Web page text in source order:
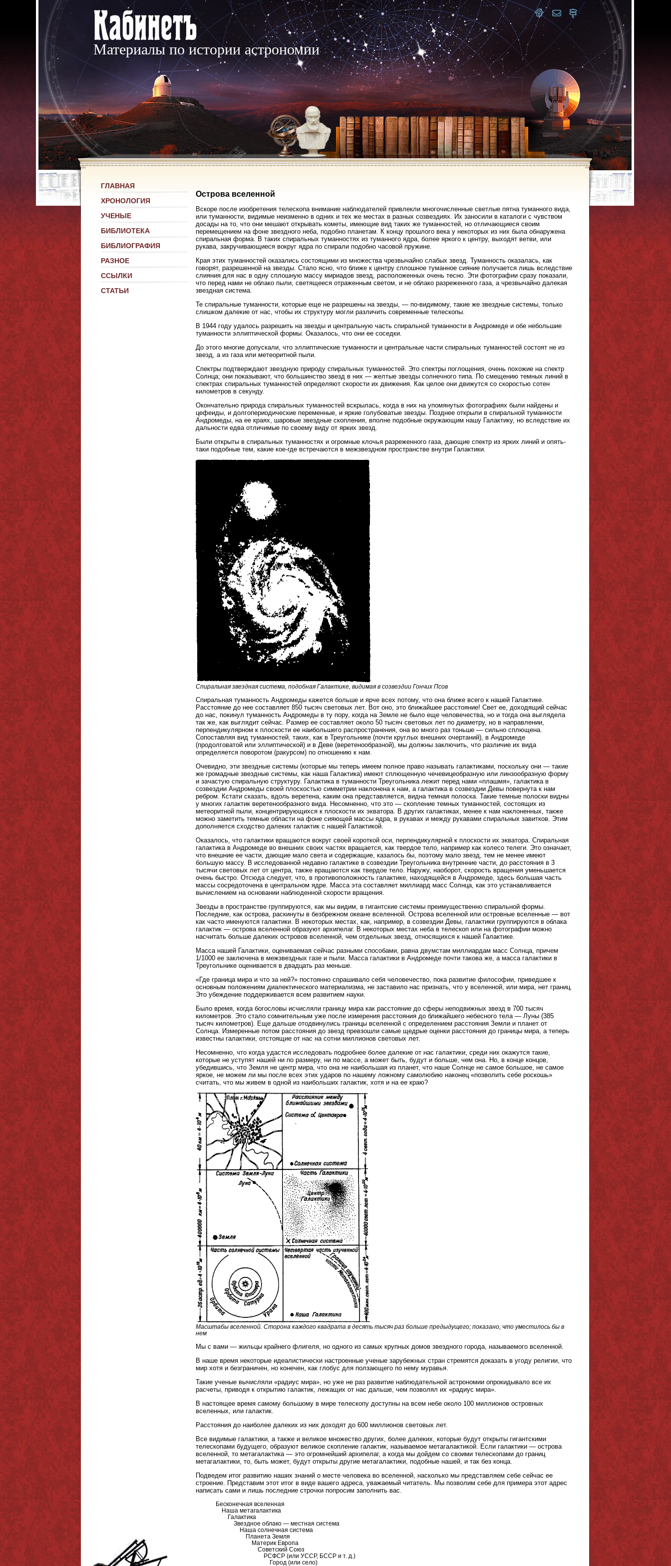
Материалы по истории астрономии
ГЛАВНАЯ
ХРОНОЛОГИЯ
УЧЕНЫЕ
БИБЛИОТЕКА
БИБЛИОГРАФИЯ
РАЗНОЕ
ССЫЛКИ
СТАТЬИ
Острова вселенной
Вскоре после изобретения телескопа внимание наблюдателей привлекли многочисленные светлые пятна туманного вида,
или туманности, видимые неизменно в одних и тех же местах в разных созвездиях. Их заносили в каталоги с чувством
досады на то, что они мешают открывать кометы, имеющие вид таких же туманностей, но отличающиеся своим
перемещением на фоне звездного неба, подобно планетам. К концу прошлого века у некоторых из них была обнаружена
спиральная форма. В таких спиральных туманностях из туманного ядра, более яркого к центру, выходят ветви, или
рукава, закручивающиеся вокруг ядра по спирали подобно часовой пружине.
Края этих туманностей оказались состоящими из множества чрезвычайно слабых звезд. Туманность оказалась, как
говорят, разрешенной на звезды. Стало ясно, что ближе к центру сплошное туманное сияние получается лишь вследствие
слияния для нас в одну сплошную массу мириадов звезд, расположенных очень тесно. Эти фотографии сразу показали,
что перед нами не облако пыли, светящееся отраженным светом, и не облако разреженного газа, а чрезвычайно далекая
звездная система.
Те спиральные туманности, которые еще не разрешены на звезды, — по-видимому, такие же звездные системы, только
слишком далекие от нас, чтобы их структуру могли различить современные телескопы.
В 1944 году удалось разрешить на звезды и центральную часть спиральной туманности в Андромеде и обе небольшие
туманности эллиптической формы. Оказалось, что они ее соседки.
До этого многие допускали, что эллиптические туманности и центральные части спиральных туманностей состоят не из
звезд, а из газа или метеоритной пыли.
Спектры подтверждают звездную природу спиральных туманностей. Это спектры поглощения, очень похожие на спектр
Солнца; они показывают, что большинство звезд в них — желтые звезды солнечного типа. По смещению темных линий в
спектрах спиральных туманностей определяют скорости их движения. Как целое они движутся со скоростью сотен
километров в секунду.
Окончательно природа спиральных туманностей вскрылась, когда в них на упомянутых фотографиях были найдены и
цефеиды, и долгопериодические переменные, и яркие голубоватые звезды. Позднее открыли в спиральной туманности
Андромеды, на ее краях, шаровые звездные скопления, вполне подобные окружающим нашу Галактику, но вследствие их
дальности едва отличимые по своему виду от ярких звезд.
Были открыты в спиральных туманностях и огромные клочья разреженного газа, дающие спектр из ярких линий и опять-
таки подобные тем, какие кое-где встречаются в межзвездном пространстве внутри Галактики.
Спиральная звездная система, подобная Галактике, видимая в созвездии Гончих Псов
Спиральная туманность Андромеды кажется больше и ярче всех потому, что она ближе всего к нашей Галактике.
Расстояние до нее составляет 850 тысяч световых лет. Вот оно, это ближайшее расстояние! Свет ее, доходящий сейчас
до нас, покинул туманность Андромеды в ту пору, когда на Земле не было еще человечества, но и тогда она выглядела
так же, как выглядит сейчас. Размер ее составляет около 50 тысяч световых лет по диаметру, но в направлении,
перпендикулярном к плоскости ее наибольшего распространения, она во много раз тоньше — сильно сплющена.
Сопоставляя вид туманностей, таких, как в Треугольнике (почти круглых внешних очертаний), в Андромеде
(продолговатой или эллиптической) и в Деве (веретенообразной), мы должны заключить, что различие их вида
определяется поворотом (ракурсом) по отношению к нам.
Очевидно, эти звездные системы (которые мы теперь имеем полное право называть галактиками, поскольку они — такие
же громадные звездные системы, как наша Галактика) имеют сплющенную чечевицеобразную или линзообразную форму
и зачастую спиральную структуру. Галактика в туманности Треугольника лежит перед нами «плашмя», галактика в
созвездии Андромеды своей плоскостью симметрии наклонена к нам, а галактика в созвездии Девы повернута к нам
ребром. Кстати сказать, вдоль веретена, каким она представляется, видна темная полоска. Такие темные полоски видны
у многих галактик веретенообразного вида. Несомненно, что это — скопление темных туманностей, состоящих из
метеоритной пыли, концентрирующихся к плоскости их экватора. В других галактиках, менее к нам наклоненных, также
можно заметить темные области на фоне сияющей массы ядра, в рукавах и между рукавами спиральных завитков. Этим
дополняется сходство далеких галактик с нашей Галактикой.
Оказалось, что галактики вращаются вокруг своей короткой оси, перпендикулярной к плоскости их экватора. Спиральная
галактика в Андромеде во внешних своих частях вращается, как твердое тело, например как колесо телеги. Это означает,
что внешние ее части, дающие мало света и содержащие, казалось бы, поэтому мало звезд, тем не менее имеют
большую массу. В исследованной недавно галактике в созвездии Треугольника внутренние части, до расстояния в 3
тысячи световых лет от центра, также вращаются как твердое тело. Наружу, наоборот, скорость вращения уменьшается
очень быстро. Отсюда следует, что, в противоположность галактике, находящейся в Андромеде, здесь большая часть
массы сосредоточена в центральном ядре. Масса эта составляет миллиард масс Солнца, как это устанавливается
вычислением на основании наблюденной скорости вращения.
Звезды в пространстве группируются, как мы видим, в гигантские системы преимущественно спиральной формы.
Последние, как острова, раскинуты в безбрежном океане вселенной. Острова вселенной или островные вселенные — вот
как часто именуются галактики. В некоторых местах, как, например, в созвездии Девы, галактики группируются в облака
галактик — острова вселенной образуют архипелаг. В некоторых местах неба в телескоп или на фотографии можно
насчитать больше далеких островов вселенной, чем отдельных звезд, относящихся к нашей Галактике.
Масса нашей Галактики, оцениваемая сейчас разными способами, равна двумстам миллиардам масс Солнца, причем
1/1000 ее заключена в межзвездных газе и пыли. Масса галактики в Андромеде почти такова же, а масса галактики в
Треугольнике оценивается в двадцать раз меньше.
«Где граница мира и что за ней?» постоянно спрашивало себя человечество, пока развитие философии, приведшее к
основным положениям диалектического материализма, не заставило нас признать, что у вселенной, или мира, нет границ.
Это убеждение поддерживается всем развитием науки.
Было время, когда богословы исчисляли границу мира как расстояние до сферы неподвижных звезд в 700 тысяч
километров. Это стало сомнительным уже после измерения расстояния до ближайшего небесного тела — Луны (385
тысяч километров). Еще дальше отодвинулись границы вселенной с определением расстояния Земли и планет от
Солнца. Измеренные потом расстояния до звезд превзошли самые щедрые оценки расстояния до границы мира, а теперь
известны галактики, отстоящие от нас на сотни миллионов световых лет.
Несомненно, что когда удастся исследовать подробнее более далекие от нас галактики, среди них окажутся такие,
которые не уступят нашей ни по размеру, ни по массе, а может быть, будут и больше, чем она. Но, в конце концов,
убедившись, что Земля не центр мира, что она не наибольшая из планет, что наше Солнце не самое большое, не самое
яркое, не можем ли мы после всех этих ударов по нашему ложному самолюбию наконец «позволить себе роскошь»
считать, что мы живем в одной из наибольших галактик, хотя и на ее краю?
Масштабы вселенной. Сторона каждого квадрата в десять тысяч раз больше предыдущего; показано, что уместилось бы в
нем
Мы с вами — жильцы крайнего флигеля, но одного из самых крупных домов звездного города, называемого вселенной.
В наше время некоторые идеалистически настроенные ученые зарубежных стран стремятся доказать в угоду религии, что
мир хотя и безграничен, но конечен, как глобус для ползающего по нему муравья.
Такие ученые вычисляли «радиус мира», но уже не раз развитие наблюдательной астрономии опрокидывало все их
расчеты, приводя к открытию галактик, лежащих от нас дальше, чем позволял их «радиус мира».
В настоящее время самому большому в мире телескопу доступны на всем небе около 100 миллионов островных
вселенных, или галактик.
Расстояния до наиболее далеких из них доходят до 600 миллионов световых лет.
Все видимые галактики, а также и великое множество других, более далеких, которые будут открыты гигантскими
телескопами будущего, образуют великое скопление галактик, называемое метагалактикой. Если галактики — острова
вселенной, то метагалактика — это огромнейший архипелаг, а когда мы дойдем со своими телескопами до границ
метагалактики, то, быть может, будут открыты другие метагалактики, подобные нашей, и так без конца.
Подведем итог развитию наших знаний о месте человека во вселенной, насколько мы представляем себе сейчас ее
строение. Представим этот итог в виде вашего адреса, уважаемый читатель. Мы позволим себе для примера этот адрес
написать сами и лишь последние строчки попросим заполнить вас.
Бесконечная вселенная
Наша метагалактика
Галактика
Звездное облако — местная система
Наша солнечная система
Планета Земля
Материк Европа
Советский Союз
РСФСР (или УССР, БССР и т. д.)
Город (или село)